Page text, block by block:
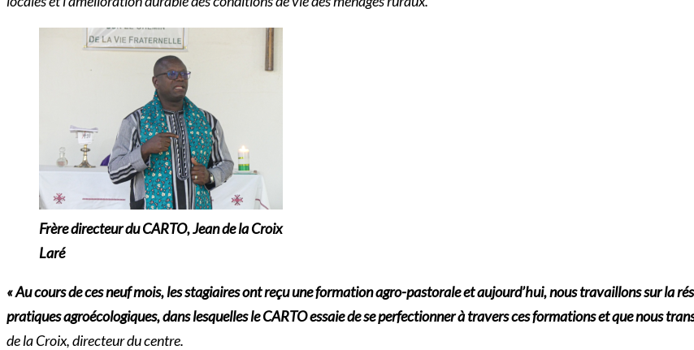
Frère directeur du CARTO, Jean de la Croix
Laré
« Au cours de ces neuf mois, les stagiaires ont reçu une formation agro-pastorale et aujourd’hui, nous travaillons sur la
pratiques agroécologiques, dans lesquelles le CARTO essaie de se perfectionner à travers ces formations et que nous
de la Croix, directeur du centre.